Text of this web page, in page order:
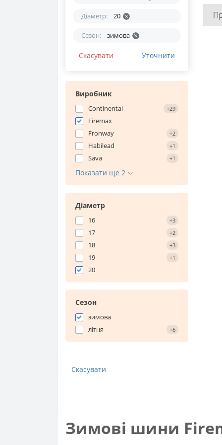
Діаметр: 20
Сезон: зимова
Скасувати Уточнити
Виробник
Continental +29
Firemax
Fronway
+2
Habilead +1
Sava +1
Показати ще 2
Діаметр
16 +3
17 +2
18 +3
19 +1
20
Сезон
зимова
літня
+6
Скасувати
Зимові шини